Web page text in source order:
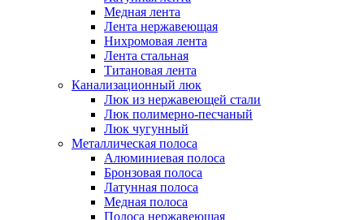
Медная лента
Лента нержавеющая
Нихромовая лента
Лента стальная
Титановая лента
Канализационный люк
Люк из нержавеющей стали
Люк полимерно-песчаный
Люк чугунный
Металлическая полоса
Алюминиевая полоса
Бронзовая полоса
Латунная полоса
Медная полоса
Полоса нержавеющая